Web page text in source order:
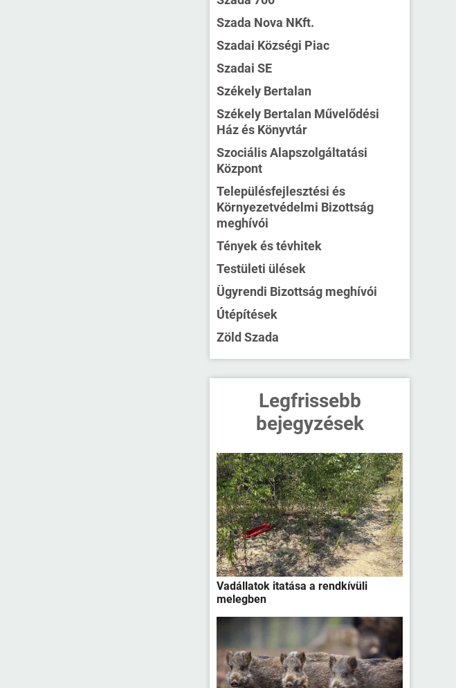
Szada Nova NKft.
Szadai Községi Piac
Szadai SE
Székely Bertalan
Székely Bertalan Művelődési
Ház és Könyvtár
Szociális Alapszolgáltatási
Központ
Településfejlesztési és
Környezetvédelmi Bizottság
meghívói
Tények és tévhitek
Testületi ülések
Ügyrendi Bizottság meghívói
Útépítések
Zöld Szada
Legfrissebb
bejegyzések
Vadállatok itatása a rendkívüli
melegben